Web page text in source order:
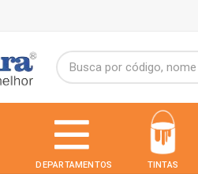
DEPARTAMENTOS TINTAS